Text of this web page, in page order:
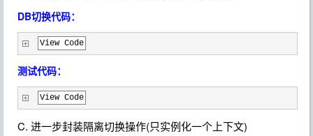
DB切换代码：
View Code
测试代码：
View Code
C. 进一步封装隔离切换操作(只实例化一个上下文)